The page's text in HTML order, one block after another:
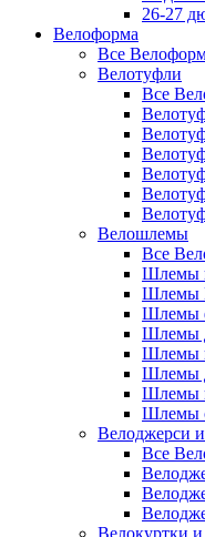
26-27
Велоформа
Все
Велотуфли
Все
Велошлемы
Все
Шлемы
Шлемы
Шлемы
Шлемы
Шлемы
Шлемы
Шлемы
Шлемы
Велоджерси
Все
Велокуртки